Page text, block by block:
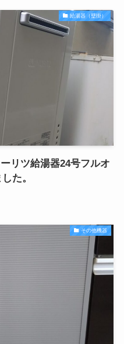
給湯器（壁掛）
リツ給湯器24号フルオ
た。
その他機器